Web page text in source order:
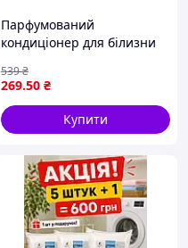
Парфумований
кондиціонер для білизни
FLO "Lv"
269.50 ₴
539₴
Купити